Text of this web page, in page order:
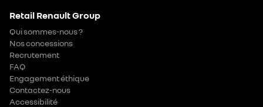
Retail Renault Group
Qui sommes-nous ?
Nos concessions
Recrutement
FAQ
Engagement éthique
Contactez-nous
Accessibilité